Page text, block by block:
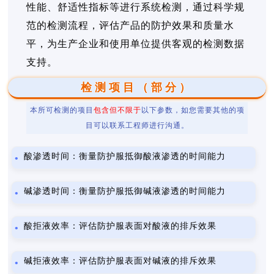
性能、舒适性指标等进行系统检测，通过科学规
范的检测流程，评估产品的防护效果和质量水
平，为生产企业和使用单位提供客观的检测数据
支持。
检测项目（部分）
本所可检测的项目 包含但不限于 以下参数，如您需要其他的项
目可以联系工程师进行沟通。
酸渗透时间：衡量防护服抵御酸液渗透的时间能力
碱渗透时间：衡量防护服抵御碱液渗透的时间能力
酸拒液效率：评估防护服表面对酸液的排斥效果
碱拒液效率：评估防护服表面对碱液的排斥效果